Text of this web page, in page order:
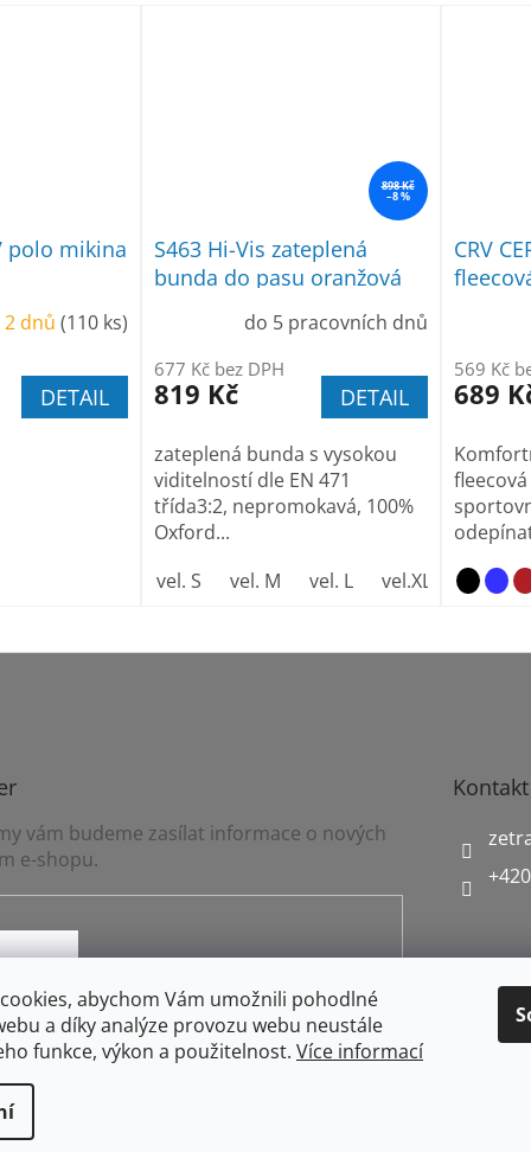
abychom Vám umožnili pohodlné
a díky analýze provozu webu neustále
funkce, výkon a použitelnost. Více informací
polo mikina
2 dnů(110 ks)
DETAIL
898 Kč
–8 %
S463 Hi-Vis zateplená
bunda do pasu oranžová
do 5 pracovních dnů
677 Kč bez DPH
819 Kč DETAIL
zateplená bunda s vysokou
viditelností dle EN 471
třída3:2, nepromokavá, 100%
Oxford...
vel. S
vel. M vel. L vel.XL vel. XXL
CRV
569 Kč
689
vám budeme zasílat informace o nových
e-shopu.
ochrany osobních údajů
Kontakt
vyhrazena.